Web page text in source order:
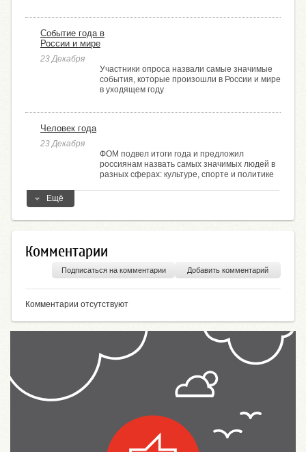
Событие года в
России и мире
23 Декабря
Участники опроса назвали самые значимые
события, которые произошли в России и мире
в уходящем году
Человек года
23 Декабря
ФОМ подвел итоги года и предложил
россиянам назвать самых значимых людей в
разных сферах: культуре, спорте и политике
Ещё
Комментарии
Добавить комментарий
Подписаться на комментарии
Комментарии отсутствуют